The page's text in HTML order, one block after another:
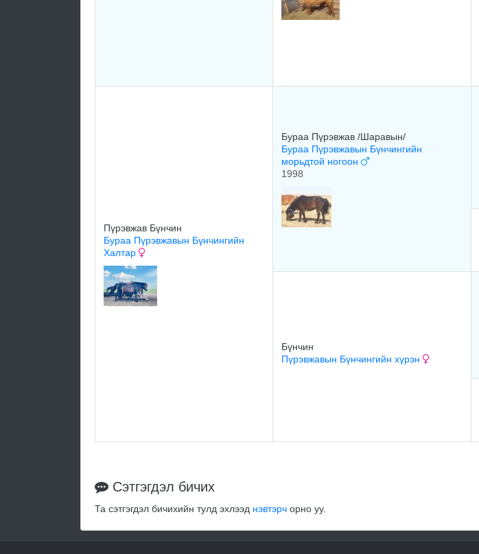
Пүрэвжав Бүнчин
Бураа Пүрэвжавын Бүнчингийн
Халтар
Бураа Пүрэвжав /Шаравын/
Бураа Пүрэвжавын Бүнчингийн
морьдтой ногоон
1998
Бүнчин
Пүрэвжавын Бүнчингийн хүрэн
Сэтгэгдэл бичих
Та сэтгэгдэл бичихийн тулд эхлээд нэвтэрч орно уу.